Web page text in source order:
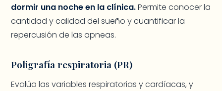
dormir una noche en la clínica.Permite conocer la
cantidad y calidad del sueño y cuantificar la
repercusión de las apneas.
Poligrafía respiratoria (PR)
Evalúa las variables respiratorias y cardíacas, y